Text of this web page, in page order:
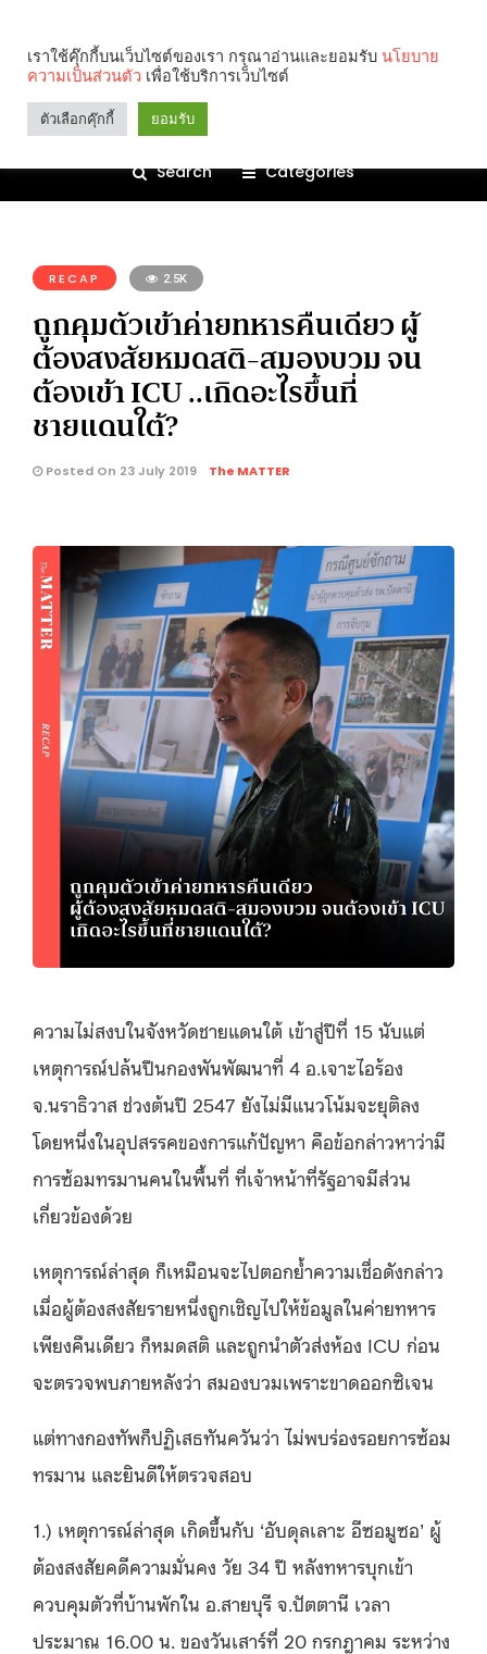
Search Categories
RECAP 2.5K
ถูกคุมตัวเข้าค่ายทหารคืนเดียว ผู้
ต้องสงสัยหมดสติ-สมองบวม จน
ต้องเข้า ICU ..เกิดอะไรขึ้นที่
ชายแดนใต้?
Posted On 23 July 2019 The MATTER
ความไม่สงบในจังหวัดชายแดนใต้ เข้าสู่ปีที่ 15 นับแต่
เหตุการณ์ปล้นปืนกองพันพัฒนาที่ 4 อ.เจาะไอร้อง
จ.นราธิวาส ช่วงต้นปี 2547 ยังไม่มีแนวโน้มจะยุติลง
โดยหนึ่งในอุปสรรคของการแก้ปัญหา คือข้อกล่าวหาว่ามี
การซ้อมทรมานคนในพื้นที่ ที่เจ้าหน้าที่รัฐอาจมีส่วน
เกี่ยวข้องด้วย
เหตุการณ์ล่าสุด ก็เหมือนจะไปตอกย้ำความเชื่อดังกล่าว
เมื่อผู้ต้องสงสัยรายหนึ่งถูกเชิญไปให้ข้อมูลในค่ายทหาร
เพียงคืนเดียว ก็หมดสติ และถูกนำตัวส่งห้อง ICU ก่อน
จะตรวจพบภายหลังว่า สมองบวมเพราะขาดออกซิเจน
แต่ทางกองทัพก็ปฏิเสธทันควันว่า ไม่พบร่องรอยการซ้อม
ทรมาน และยินดีให้ตรวจสอบ
1.) เหตุการณ์ล่าสุด เกิดขึ้นกับ ‘อับดุลเลาะ อีซอมูซอ’ ผู้
ต้องสงสัยคดีความมั่นคง วัย 34 ปี หลังทหารบุกเข้า
ควบคุมตัวที่บ้านพักใน อ.สายบุรี จ.ปัตตานี เวลา
ประมาณ 16.00 น. ของวันเสาร์ที่ 20 กรกฎาคม ระหว่าง
เราใช้คุ๊กกี้บนเว็บไซต์ของเรา กรุณาอ่านและยอมรับ นโยบาย
ความเป็นส่วนตัว เพื่อใช้บริการเว็บไซต์
ตัวเลือกคุ๊กกี้ ยอมรับ